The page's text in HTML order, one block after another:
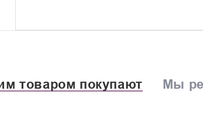
товаром покупают Мы